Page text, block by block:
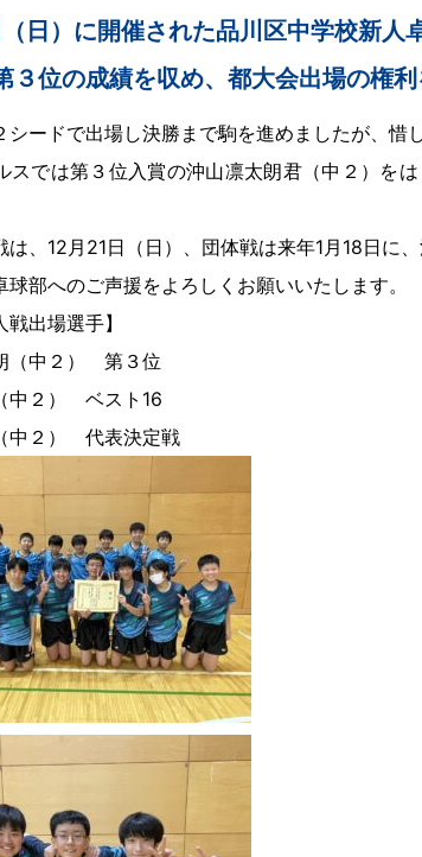
日）に開催された品川区中学校新人
３位の成績を収め、都大会出場の権利
シードで出場し決勝まで駒を進めましたが、惜
スでは第３位入賞の沖山凛太朗君（中２）を
は、12月21日（日）、団体戦は来年1月18日に
球部へのご声援をよろしくお願いいたします。
戦出場選手】
（中２） 第３位
中２） ベスト16
中２） 代表決定戦